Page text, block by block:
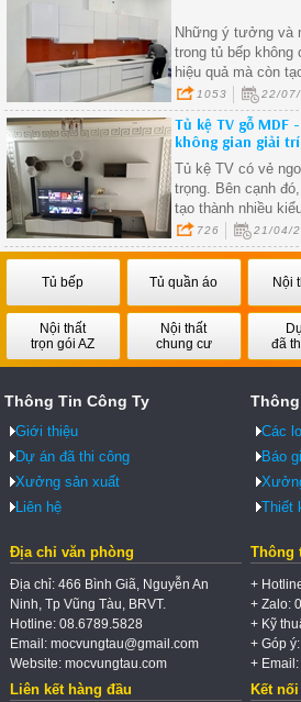
Những ý tưởng và
trong tủ bếp không
hiệu quả mà còn
cho căn bếp của
khác để bạn tiếp
tủ bếp
1053 22/
Tủ kệ TV gỗ
không gian giải
Tủ kệ TV có vẻ
trọng. Bên cạnh
tạo thành nhiều
từ đơn giản đến
phong cách nội
726 21/04/
Tủ bếp Tủ quần áo Nội
Nội thất
trọn gói AZ
Nội thất
chung cư
đã
Thông Tin Công Ty
Giới thiệu
Dự án đã thi công
Xưởng sản xuất
Liên hệ
Các
Báo
Thiết
Địa chỉ văn phòng
Địa chỉ: 466 Bình Giã, Nguyễn An
Ninh, Tp Vũng Tàu, BRVT.
Hotline: 08.6789.5828
Email: mocvungtau@gmail.com
Website: mocvungtau.com
Thông
+
+ Zalo:
+ Kỹ
+ Góp
+
Liên kết hàng đầu Kết